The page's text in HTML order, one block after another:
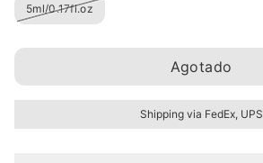
5ml/0.17fl.oz
Agotado
Shipping via FedEx, UPS